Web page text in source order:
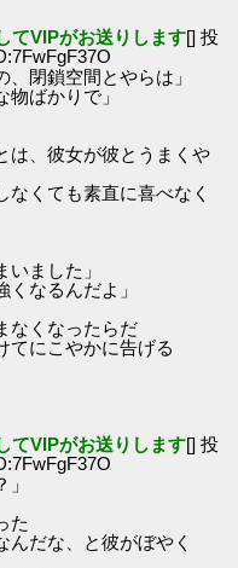
てVIPがお送りします[] 投
閉鎖空間とやらは」
ばかりで」
は、彼女が彼とうまくや
くても素直に喜べなく
ました」
なるんだよ」
なくなったらだ
てにこやかに告げる
てVIPがお送りします[] 投
た
んだな、と彼がぼやく